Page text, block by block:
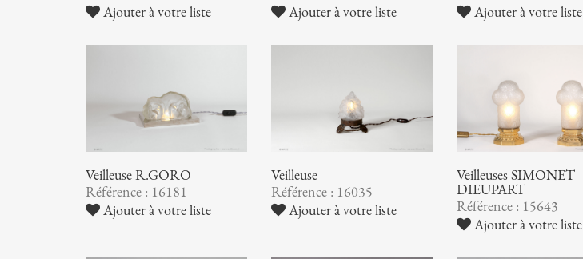
Ajouter à votre liste
Ajouter à votre liste
Ajouter à votre liste
Veilleuse R.GORO
Référence : 16181
Ajouter à votre liste
Veilleuse
Référence : 16035
Ajouter à votre liste
Veilleuses SIMONET
DIEUPART
Référence : 15643
Ajouter à votre liste